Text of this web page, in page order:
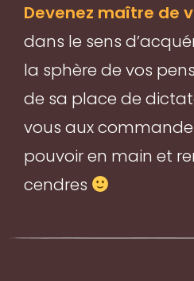
Devenez maître de
dans le sens
la sphère de vos
de sa place de
vous aux
pouvoir en main et
cendres